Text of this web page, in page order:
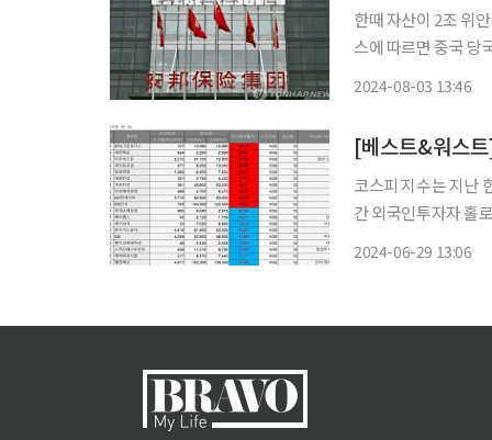
한때 자산이 2조 위안(
스에 따르면 중국 당
2024-08-03 13:46
코스피 지수는 지난
간 외국인투자자 홀
2024-06-29 13:06